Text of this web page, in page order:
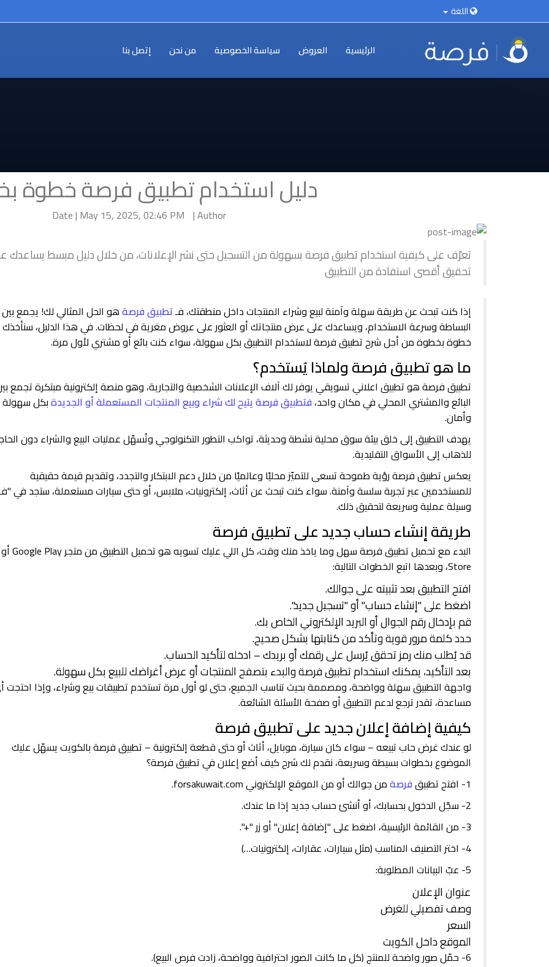
اللغة
الرئيسية العروض سياسة الخصوصية من نحن إتصل بنا
دليل استخدام تطبيق فرصة خطوة
Author |
Date | May 15, 2025, 02:46 PM
تعرّف على كيفية استخدام تطبيق فرصة بسهولة من التسجيل حتى نشر الإعلانات، من خلال دليل مبسط يساعدك
تحقيق أقصى استفادة من التطبيق
إذا كنت تبحث عن طريقة سهلة وآمنة لبيع وشراء المنتجات داخل منطقتك، فـتطبيق فرصةهو الحل المثالي لك! يجمع بين
البساطة وسرعة الاستخدام، ويساعدك على عرض منتجاتك أو العثور على عروض مغرية في لحظات. في هذا الدليل، سنأخذك
خطوة بخطوة من أجل شرح تطبيق فرصة لاستخدام التطبيق بكل سهولة، سواء كنت بائع أو مشتري لأول مرة.
ما هو تطبيق فرصة ولماذا يُستخدم؟
تطبيق فرصة هو تطبيق اعلاني تسويقي يوفر لك آلاف الإعلانات الشخصية والتجارية، وهو منصة إلكترونية مبتكرة تجمع
البائع والمشتري المحلي في مكان واحد،فتطبيق فرصة يتيح لك شراء وبيع المنتجات المستعملة أو الجديدةبكل سهولة
وأمان.
يهدف التطبيق إلى خلق بيئة سوق محلية نشطة وحديثة، تواكب التطور التكنولوجي وتُسهّل عمليات البيع والشراء دون
للذهاب إلى الأسواق التقليدية.
يعكس تطبيق فرصة رؤية طموحة تسعى للتميّز محليًا وعالميًا من خلال دعم الابتكار والتجدد، وتقديم قيمة حقيقية
للمستخدمين عبر تجربة سلسة وآمنة. سواء كنت تبحث عن أثاث، إلكترونيات، ملابس، أو حتى سيارات مستعملة، ستجد في
وسيلة عملية وسريعة لتحقيق ذلك.
طريقة إنشاء حساب جديد على تطبيق فرصة
Store، وبعدها اتبع الخطوات التالية:
افتح التطبيق بعد تثبيته على جوالك.
اضغط على "إنشاء حساب" أو "تسجيل جديد".
قم بإدخال رقم الجوال أو البريد الإلكتروني الخاص بك.
حدد كلمة مرور قوية وتأكد من كتابتها بشكل صحيح.
قد يُطلب منك رمز تحقق يُرسل على رقمك أو بريدك – ادخله لتأكيد الحساب.
بعد التأكيد، يمكنك استخدام تطبيق فرصة والبدء بتصفح المنتجات أو عرض أغراضك للبيع بكل سهولة.
واجهة التطبيق سهلة وواضحة، ومصممة بحيث تناسب الجميع، حتى لو أول مرة تستخدم تطبيقات بيع وشراء، وإذا احتجت
مساعدة، تقدر ترجع لدعم التطبيق أو صفحة الأسئلة الشائعة.
كيفية إضافة إعلان جديد على تطبيق فرصة
لو عندك غرض حاب تبيعه – سواء كان سيارة، موبايل، أثاث أو حتى قطعة إلكترونية – تطبيق فرصة بالكويت يسهّل عليك
الموضوع بخطوات بسيطة وسريعة، نقدم لك شرح كيف أضع إعلان في تطبيق فرصة؟
1- افتح تطبيق
فرصةمن جوالك أو من الموقع الإلكتروني forsakuwait.com.
2- سجّل الدخول بحسابك، أو أنشئ حساب جديد إذا ما عندك.
3- من القائمة الرئيسية، اضغط على "إضافة إعلان" أو زر "+".
4- اختر التصنيف المناسب (مثل سيارات، عقارات، إلكترونيات…)
5- عبّ البيانات المطلوبة:
عنوان الإعلان
وصف تفصيلي للغرض
السعر
الموقع داخل الكويت
6- حمّل صور واضحة للمنتج (كل ما كانت الصور احترافية وواضحة، زادت فرص البيع).